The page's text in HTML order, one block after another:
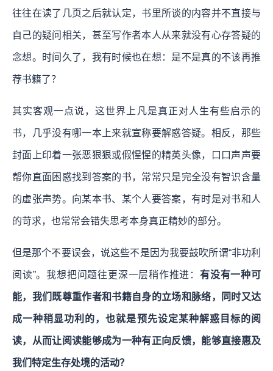
往往在读了几页之后就认定，书里所谈的内容并不直接与
自己的疑问相关，甚至写作者本人从来就没有心存答疑的
念想。时间久了，我有时候也在想：是不是真的不该再推
荐书籍了？
其实客观一点说，这世界上凡是真正对人生有些启示的
书，几乎没有哪一本上来就宣称要解惑答疑。相反，那些
封面上印着一张恶狠狠或假惺惺的精英头像，口口声声要
帮你直面困惑找到答案的书，常常只是完全没有智识含量
的虚张声势。向某本书、某个人要答案，有时是对书和人
的苛求，也常常会错失思考本身真正精妙的部分。
但是那个不要误会，说这些不是因为我要鼓吹所谓“非功利
阅读”。我想把问题往更深一层稍作推进：有没有一种可
能，我们既尊重作者和书籍自身的立场和脉络，同时又达
成一种稍显功利的，也就是预先设定某种解惑目标的阅
读，从而让阅读能够成为一种有正向反馈，能够直接惠及
我们特定生存处境的活动？